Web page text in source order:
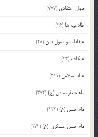
اصول اعتقادی (777)
اطلاعیه ها (26)
اعتقادات و اصول دین (28)
اعتکاف (43)
اعیاد اسلامی (211)
امام جعفر صادق (ع)(372)
امام حسن (ع)(233)
امام حسن عسکری (ع)(172)